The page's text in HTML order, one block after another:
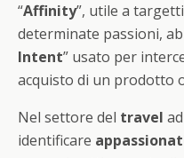
“Affinity”, utile a
determinate passioni,
Intent” usato per
acquisto di un prodotto
Nel settore del travel
identificare